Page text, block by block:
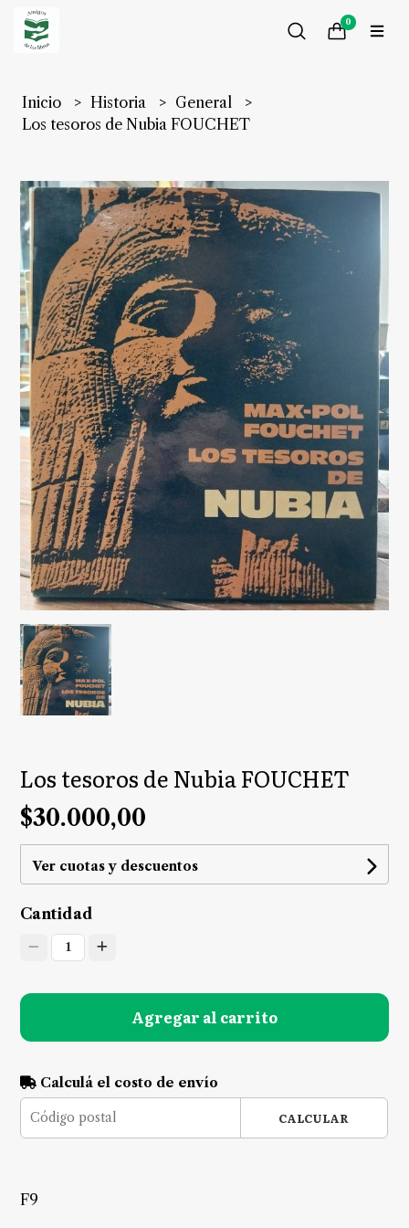
0
Inicio Historia
General
Los tesoros de Nubia FOUCHET
Los tesoros de Nubia FOUCHET
$30.000,00
Ver cuotas y descuentos
Cantidad
1
Agregar al carrito
Calculá el costo de envío
CALCULAR
F9